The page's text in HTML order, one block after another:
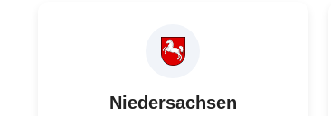
Niedersachsen